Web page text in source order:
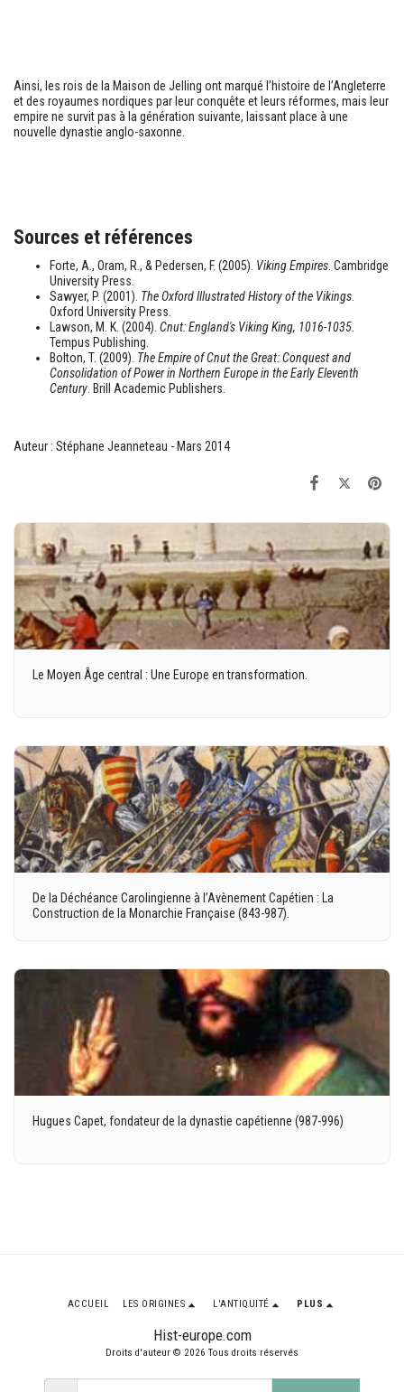
Ainsi, les rois de la Maison de Jelling ont marqué l’histoire de l’Angleterre
et des royaumes nordiques par leur conquête et leurs réformes, mais leur
empire ne survit pas à la génération suivante, laissant place à une
nouvelle dynastie anglo-saxonne.
Sources et références
Forte, A., Oram, R., & Pedersen, F. (2005). Viking Empires . Cambridge
University Press.
Sawyer, P. (2001). The Oxford Illustrated History of the Vikings
Oxford University Press.
Lawson, M. K. (2004). Cnut: England's Viking King, 1016-1035
Tempus Publishing.
Bolton, T. (2009). The Empire of Cnut the Great: Conquest and
Consolidation of Power in Northern Europe in the Early Eleventh
Century . Brill Academic Publishers.
Auteur : Stéphane Jeanneteau - Mars 2014
Le Moyen Âge central : Une Europe en transformation.
De la Déchéance Carolingienne à l’Avènement Capétien : La
Construction de la Monarchie Française (843-987).
Hugues Capet, fondateur de la dynastie capétienne (987-996)
Hist-europe.com
Droits d'auteur © 2026 Tous droits réservés
ACCUEIL LES ORIGINES L'ANTIQUITÉ PLUS